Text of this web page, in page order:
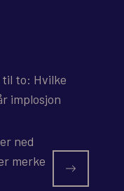
to: Hvilke
implosjon
ned
merke